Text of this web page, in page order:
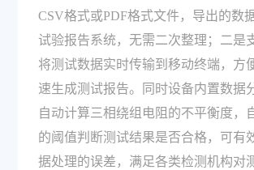
CSV格式或PDF格式文件，导出的数
试验报告系统，无需二次整理；二是
将测试数据实时传输到移动终端，方
速生成测试报告。同时设备内置数据
自动计算三相绕组电阻的不平衡度，
的阈值判断测试结果是否合格，可有
据处理的误差，满足各类检测机构对